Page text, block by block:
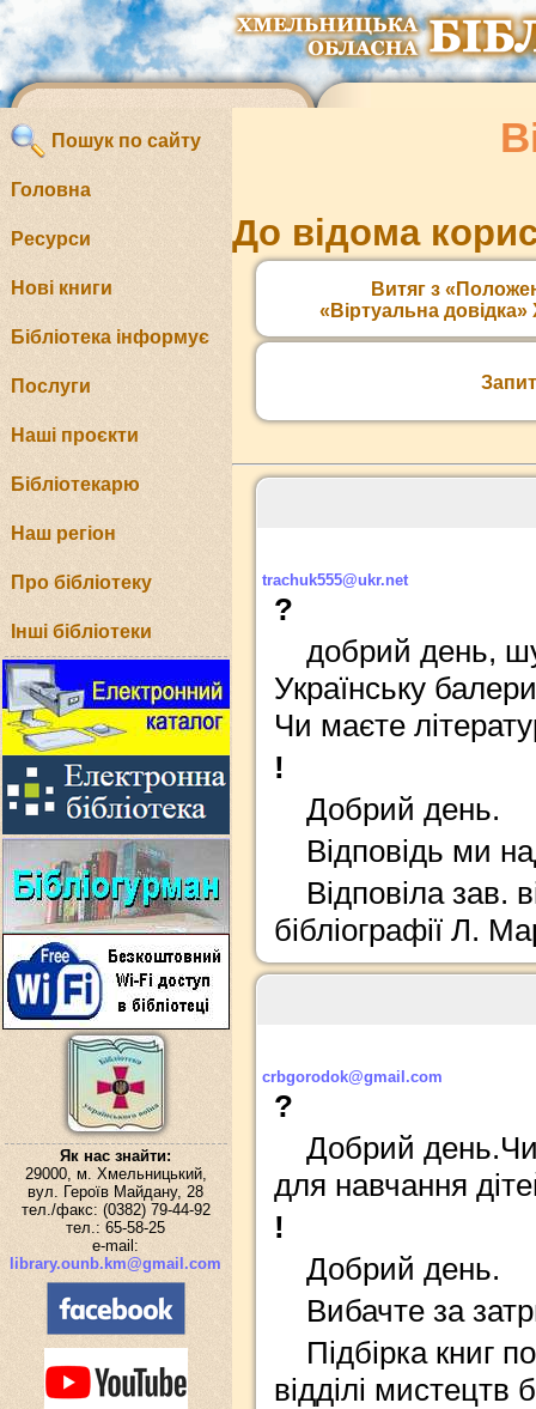
Пошук по сайту
Головна
Ресурси
Нові книги
Бібліотека інформує
Послуги
Наші проєкти
Бібліотекарю
Наш регіон
Про бібліотеку
Інші бібліотеки
Як нас знайти:
29000, м. Хмельницький,
вул. Героїв Майдану, 28
тел./факс: (0382) 79-44-92
тел.: 65-58-25
e-mail:
library.ounb.km@gmail.com
До відома
Витяг з
«Віртуальна
trachuk555@ukr.net
?
добрий день,
Українську
Чи маєте
!
Добрий день.
Відповідь ми
Відповіла зав.
бібліографії Л.
crbgorodok@gmail.com
?
Добрий день.Чи
для навчання
!
Добрий день.
Вибачте за
Підбірка книг
відділі мистецтв